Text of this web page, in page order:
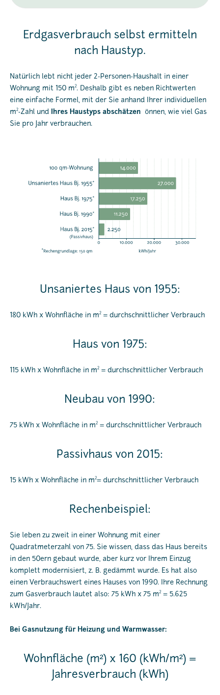
Erdgasverbrauch selbst ermitteln
nach Haustyp.
Natürlich lebt nicht jeder 2-Personen-Haushalt in einer
Wohnung mit 150 m2. Deshalb gibt es neben Richtwerten
eine einfache Formel, mit der Sie anhand Ihrer individuellen
m2-Zahl und Ihres Haustyps abschätzen önnen, wie viel Gas
Sie pro Jahr verbrauchen.
Unsaniertes Haus von 1955:
180 kWh x Wohnfläche in m2 = durchschnittlicher Verbrauch
Haus von 1975:
115 kWh x Wohnfläche in m2 = durchschnittlicher Verbrauch
Neubau von 1990:
75 kWh x Wohnfläche in m2 = durchschnittlicher Verbrauch
Passivhaus von 2015:
15 kWh x Wohnfläche in m2= durchschnittlicher Verbrauch
Rechenbeispiel:
Sie leben zu zweit in einer Wohnung mit einer
Quadratmeterzahl von 75. Sie wissen, dass das Haus bereits
in den 50ern gebaut wurde, aber kurz vor Ihrem Einzug
komplett modernisiert, z. B. gedämmt wurde. Es hat also
einen Verbrauchswert eines Hauses von 1990. Ihre Rechnung
zum Gasverbrauch lautet also: 75 kWh x 75 m2 = 5.625
kWh/Jahr.
Bei Gasnutzung für Heizung und Warmwasser:
Wohnfläche (m²) x 160 (kWh/m²) =
Jahresverbrauch (kWh)